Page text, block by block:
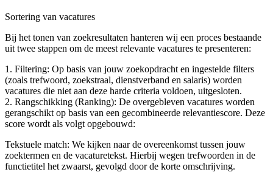
Sortering van vacatures
Bij het tonen van zoekresultaten hanteren wij een proces bestaande
uit twee stappen om de meest relevante vacatures te presenteren:
1. Filtering: Op basis van jouw zoekopdracht en ingestelde filters
(zoals trefwoord, zoekstraal, dienstverband en salaris) worden
vacatures die niet aan deze harde criteria voldoen, uitgesloten.
2. Rangschikking (Ranking): De overgebleven vacatures worden
gerangschikt op basis van een gecombineerde relevantiescore. Deze
score wordt als volgt opgebouwd:
Tekstuele match: We kijken naar de overeenkomst tussen jouw
zoektermen en de vacaturetekst. Hierbij wegen trefwoorden in de
functietitel het zwaarst, gevolgd door de korte omschrijving.